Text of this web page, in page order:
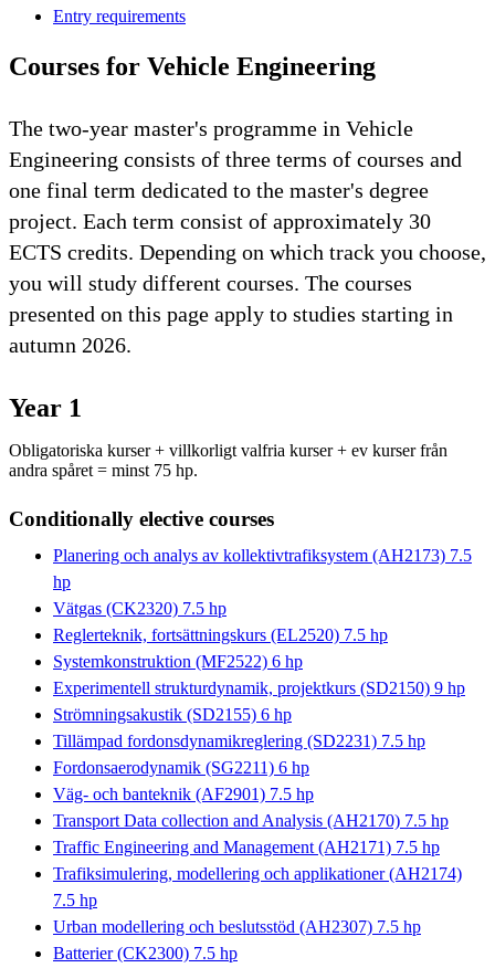
Entry requirements
Courses for Vehicle Engineering
The two-year master's programme in Vehicle
Engineering consists of three terms of courses and
one final term dedicated to the master's degree
project. Each term consist of approximately 30
ECTS credits. Depending on which track you choose,
you will study different courses. The courses
presented on this page apply to studies starting in
autumn 2026.
Year 1
Obligatoriska kurser + villkorligt valfria kurser + ev kurser från
andra spåret = minst 75 hp.
Conditionally elective courses
Planering och analys av kollektivtrafiksystem (AH2173) 7.5
hp
Vätgas (CK2320) 7.5 hp
Reglerteknik, fortsättningskurs (EL2520) 7.5 hp
Systemkonstruktion (MF2522) 6 hp
Experimentell strukturdynamik, projektkurs (SD2150) 9 hp
Strömningsakustik (SD2155) 6 hp
Tillämpad fordonsdynamikreglering (SD2231) 7.5 hp
Fordonsaerodynamik (SG2211) 6 hp
Väg- och banteknik (AF2901) 7.5 hp
Transport Data collection and Analysis (AH2170) 7.5 hp
Traffic Engineering and Management (AH2171) 7.5 hp
Trafiksimulering, modellering och applikationer (AH2174)
7.5 hp
Urban modellering och beslutsstöd (AH2307) 7.5 hp
Batterier (CK2300) 7.5 hp